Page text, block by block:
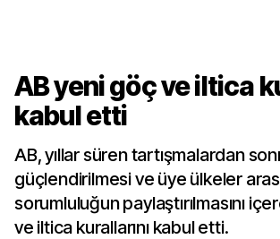
AB yeni göç ve iltica
kabul etti
AB, yıllar süren tartışmalardan
güçlendirilmesi ve üye ülkeler
sorumluluğun paylaştırılmasını
ve iltica kurallarını kabul etti.